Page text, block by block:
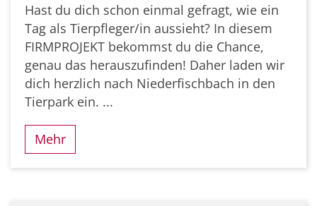
Hast du dich schon einmal gefragt, wie ein
Tag als Tierpfleger/in aussieht? In diesem
FIRMPROJEKT bekommst du die Chance,
genau das herauszufinden! Daher laden wir
dich herzlich nach Niederfischbach in den
Tierpark ein. ...
Mehr